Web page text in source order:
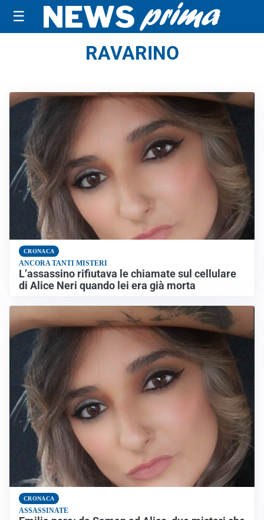
☰
RAVARINO
CRONACA
ANCORA TANTI MISTERI
L’assassino rifiutava le chiamate sul cellulare
di Alice Neri quando lei era già morta
CRONACA
ASSASSINATE